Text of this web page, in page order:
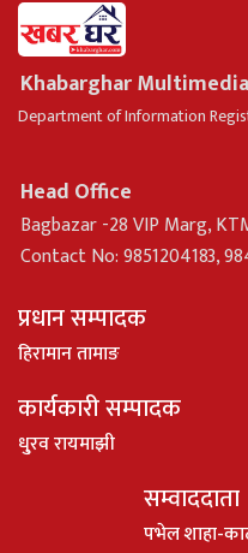
Khabarghar Multimedia
Department of Information
Head Office
Bagbazar -28 VIP Marg,
Contact No: 9851204183,
प्रधान सम्पादक
हिरामान तामाङ
कार्यकारी सम्पादक
धु्रव रायमाझी
सम्वाददाता
पभेल शाहा-